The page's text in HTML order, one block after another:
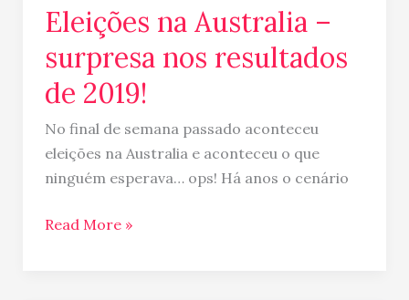
Eleições na Australia –
surpresa nos resultados
de 2019!
No final de semana passado aconteceu
eleições na Australia e aconteceu o que
ninguém esperava… ops! Há anos o cenário
Read More »